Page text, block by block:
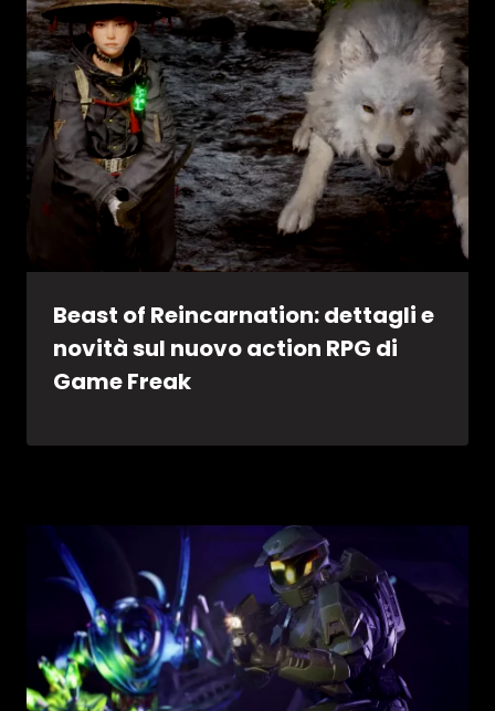
Beast of Reincarnation: dettagli e
novità sul nuovo action RPG di
Game Freak